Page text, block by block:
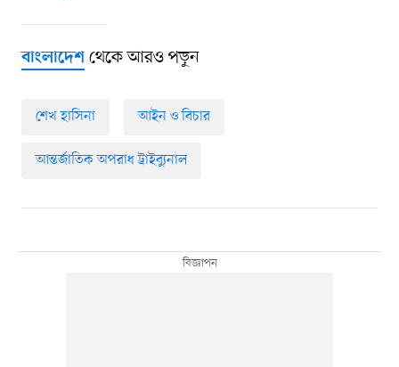
বাংলাদেশথেকে আরও পড়ুন
শেখ হাসিনা আইন ও বিচার
আন্তর্জাতিক অপরাধ ট্রাইব্যুনাল